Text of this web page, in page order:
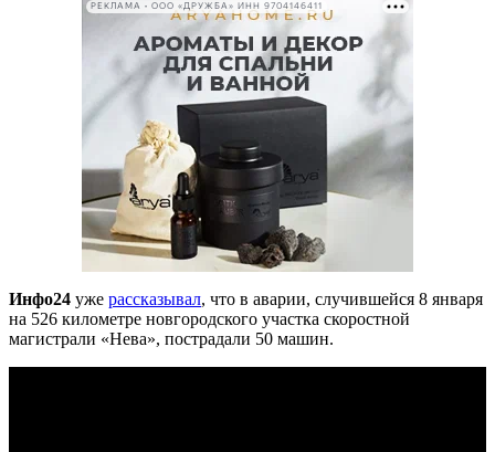
РЕКЛАМА • ООО «ДРУЖБА» ИНН 9704146411
Инфо24 уже рассказывал, что в аварии, случившейся 8 января
на 526 километре новгородского участка скоростной
магистрали «Нева», пострадали 50 машин.